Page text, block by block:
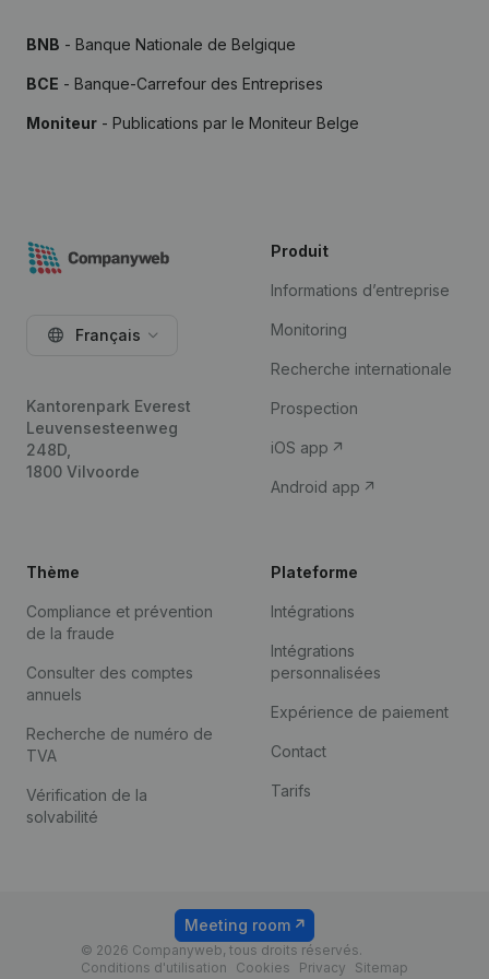
BNB - Banque Nationale de Belgique
BCE - Banque-Carrefour des Entreprises
Moniteur - Publications par le Moniteur Belge
Français
Kantorenpark Everest
Leuvensesteenweg
248D,
1800 Vilvoorde
Produit
Informations d’entreprise
Monitoring
Recherche internationale
Prospection
iOS app
Android app
Thème
Compliance et prévention
de la fraude
Consulter des comptes
annuels
Recherche de numéro de
TVA
Vérification de la
solvabilité
Plateforme
Intégrations
Intégrations
personnalisées
Expérience de paiement
Contact
Tarifs
© 2026 Companyweb, tous droits réservés.
Conditions d'utilisation
Cookies Privacy Sitemap
Meeting room